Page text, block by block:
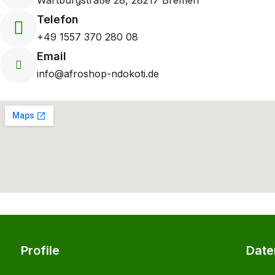
Telefon
+49 1557 370 280 08
Email
info@afroshop-ndokoti.de
Profile